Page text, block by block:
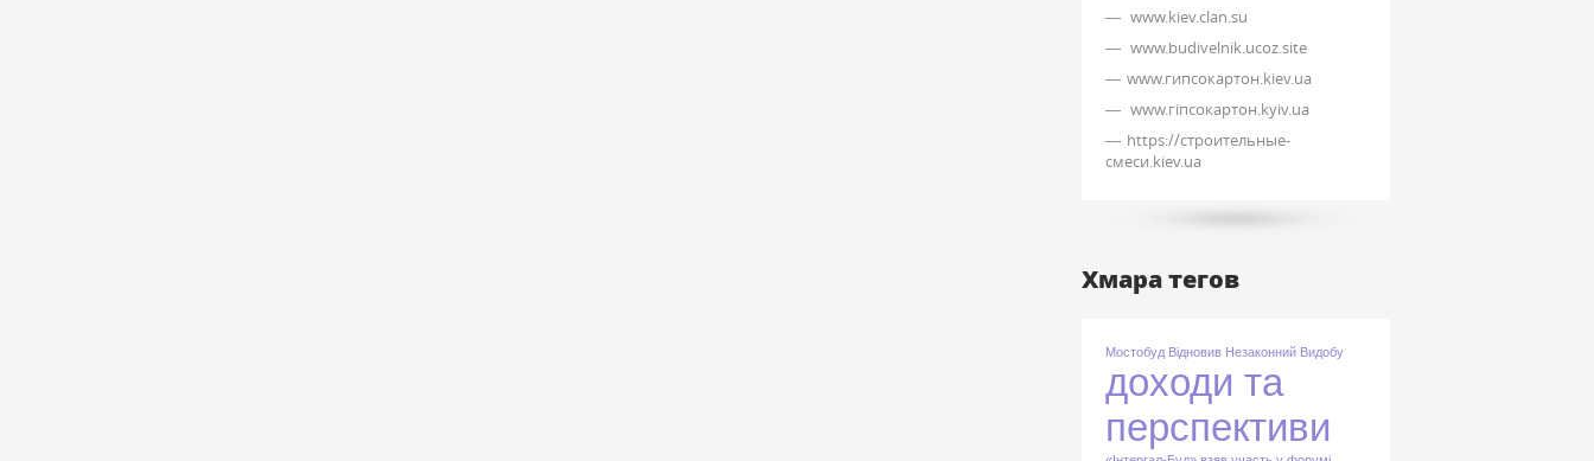
www.kiev.clan.su
www.budivelnik.ucoz.site
www.гипсокартон.kiev.ua
www.гіпсокартон.kyiv.ua
https://строительные-
смеси.kiev.ua
Хмара тегов
Мостобуд Відновив Незаконний Видобу
доходи та
перспективи